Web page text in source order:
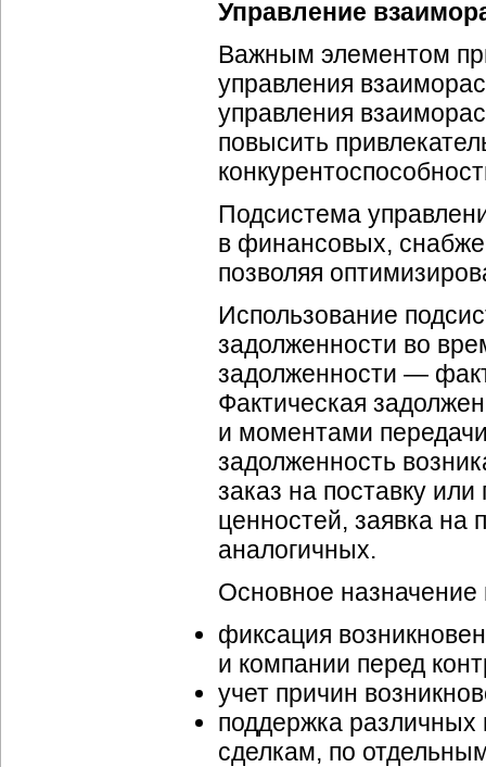
Управление
Важным элементом
управления
управления
повысить
Подсистема
в финансовых,
позволяя
Использование
задолженности во
задолженности —
Фактическая
и моментами
задолженность
заказ на поставку
ценностей, заявка на
аналогичных.
Основное
фиксация
и компании перед
учет причин
поддержка различных
сделкам, по